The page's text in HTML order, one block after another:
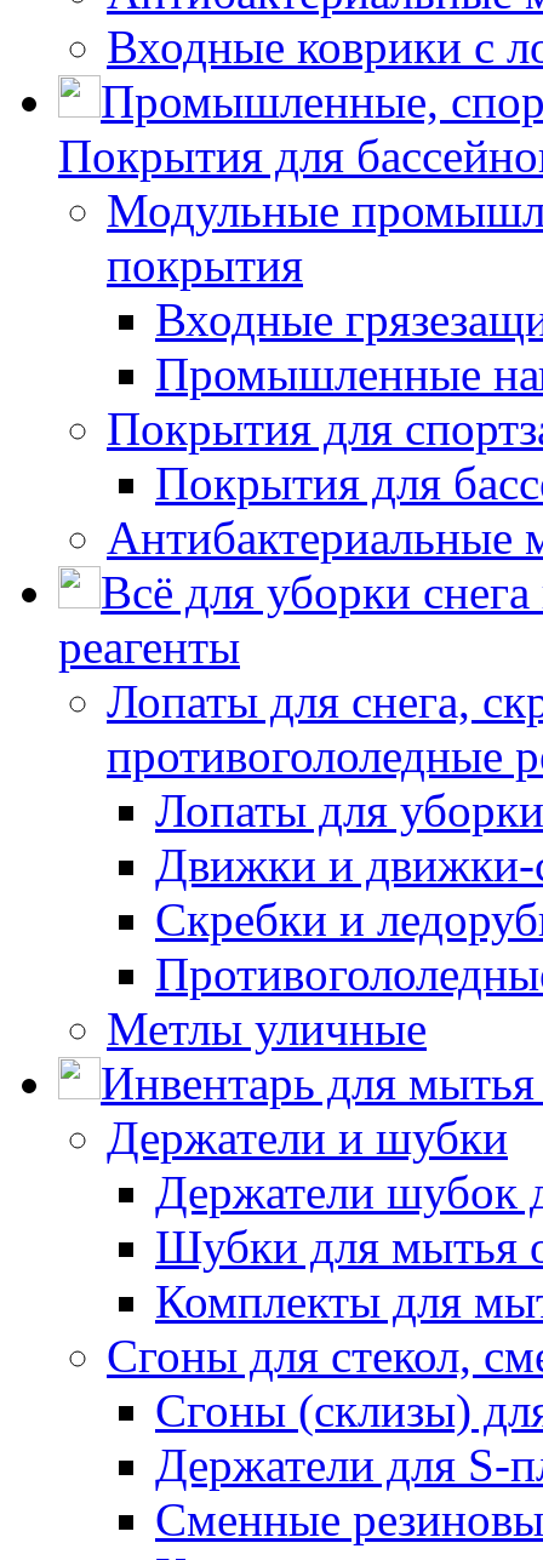
Входные коврики с
Промышленные,
Покрытия для
Модульные
покрытия
Входные
Промышленные
Покрытия для
Покрытия для
Антибактериальные
Всё для уборки
реагенты
Лопаты для снега,
противогололедные
Лопаты для
Движки и движки-
Скребки и
Метлы уличные
Инвентарь для мытья
Держатели и шубки
Держатели шубок
Шубки для мытья
Комплекты для
Сгоны для стекол,
Сгоны (склизы)
Держатели для S-
Сменные